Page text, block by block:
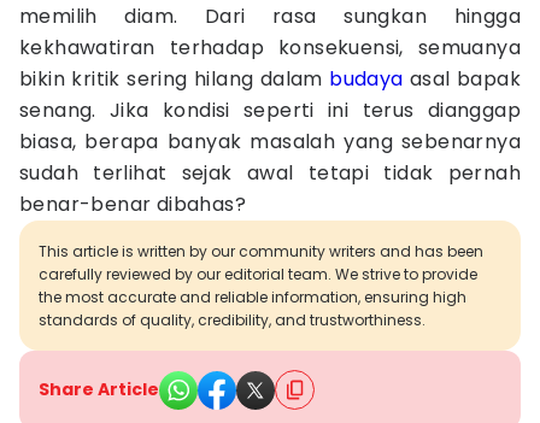
memilih diam. Dari rasa sungkan hingga
kekhawatiran terhadap konsekuensi, semuanya
bikin kritik sering hilang dalam budaya asal bapak
senang. Jika kondisi seperti ini terus dianggap
biasa, berapa banyak masalah yang sebenarnya
sudah terlihat sejak awal tetapi tidak pernah
benar-benar dibahas?
This article is written by our community writers and has been
carefully reviewed by our editorial team. We strive to provide
the most accurate and reliable information, ensuring high
standards of quality, credibility, and trustworthiness.
Share Article